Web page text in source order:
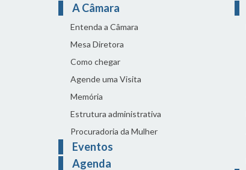
A Câmara
Entenda a Câmara
Mesa Diretora
Como chegar
Agende uma Visita
Memória
Estrutura administrativa
Procuradoria da Mulher
Eventos
Agenda